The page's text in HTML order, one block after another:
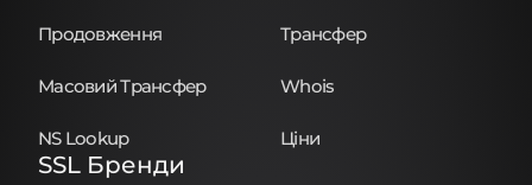
Продовження Трансфер
Масовий Трансфер Whois
NS Lookup Ціни
SSL Бренди